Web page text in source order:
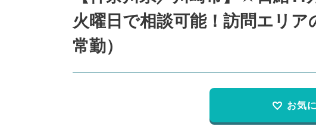
火曜日で相談可能！訪問エリ
常勤）
お気